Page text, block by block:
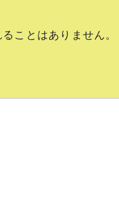
ことはありません。